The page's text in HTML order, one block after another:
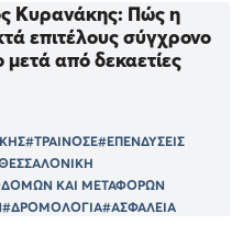
Κυρανάκης: Πώς η
επιτέλους σύγχρονο
από δεκαετίες
#ΤΡΑΙΝΟΣΕ#ΕΠΕΝΔΥΣΕΙΣ
ΚΑΙ ΜΕΤΑΦΟΡΩΝ
#ΔΡΟΜΟΛΟΓΙΑ#ΑΣΦΑΛΕΙΑ